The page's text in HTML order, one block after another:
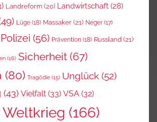
Landreform (20) Landwirtschaft (28)
Lüge (18) Massaker (21) Neger (17)
Polizei (56) Prävention (18) Russland (21)
(16) Sicherheit (67)
(80) Tragödie (15) Unglück (52)
(43) Vielfalt (33) VSA (32)
(166)